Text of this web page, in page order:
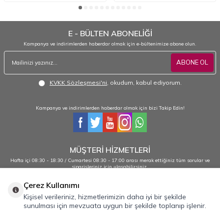
E - BÜLTEN ABONELİĞİ
Kampanya ve indirimlerden haberdar olmak için e-bültenimize abone olun.
ABONE OL
KVKK Sözleşmesi'ni , okudum, kabul ediyorum.
Kampanya ve indirimlerden haberdar olmak için bizi Takip Edin!
MÜŞTERİ HİZMETLERİ
Hafta içi 08:30 - 18:30 / Cumartesi 08:30 - 17:00 arası merak ettiğiniz tüm sorular ve
siparişleriniz için ulaşabilirsiniz.
0232 484 38 44 - 0533 330 88 95
Çerez Kullanımı
Kişisel verileriniz, hizmetlerimizin daha iyi bir şekilde
sunulması için mevzuata uygun bir şekilde toplanıp işlenir.